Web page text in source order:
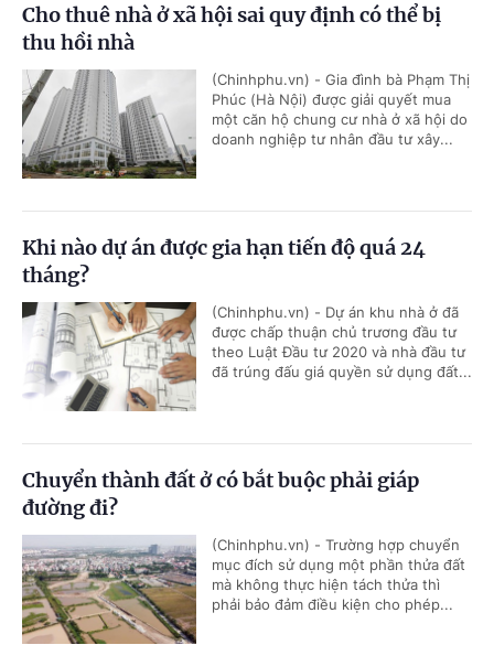
Cho thuê nhà ở xã hội sai quy định có thể bị
thu hồi nhà
(Chinhphu.vn) - Gia đình bà Phạm Thị
Phúc (Hà Nội) được giải quyết mua
một căn hộ chung cư nhà ở xã hội do
doanh nghiệp tư nhân đầu tư xây...
Khi nào dự án được gia hạn tiến độ quá 24
tháng?
(Chinhphu.vn) - Dự án khu nhà ở đã
được chấp thuận chủ trương đầu tư
theo Luật Đầu tư 2020 và nhà đầu tư
đã trúng đấu giá quyền sử dụng đất...
Chuyển thành đất ở có bắt buộc phải giáp
đường đi?
(Chinhphu.vn) - Trường hợp chuyển
mục đích sử dụng một phần thửa đất
mà không thực hiện tách thửa thì
phải bảo đảm điều kiện cho phép...